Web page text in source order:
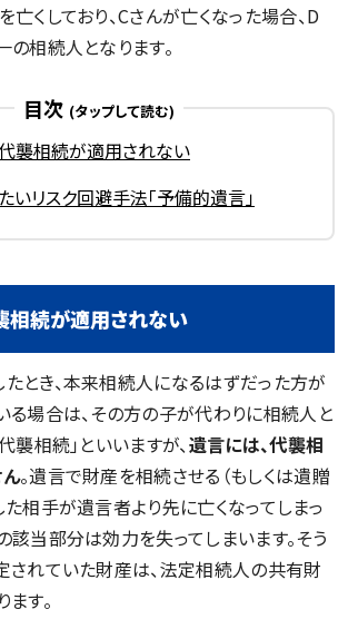
亡くしており、Cさんが亡くなった場合、D
相続人となります。
目次
襲相続が適用されない
いリスク回避手法「予備的遺言」
相続が適用されない
とき、本来相続人になるはずだった方が
る場合は、その方の子が代わりに相続人と
襲相続」といいますが、遺言には、代襲相
。遺言で財産を相続させる（もしくは遺贈
た相手が遺言者より先に亡くなってしまっ
該当部分は効力を失ってしまいます。そう
されていた財産は、法定相続人の共有財
す。